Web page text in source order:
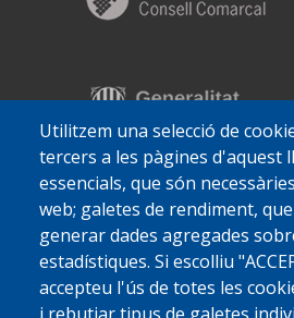
Utilitzem una selecció de
tercers a les pàgines d'aquest
essencials, que són
web; galetes de rendiment,
generar dades agregades
estadístiques. Si escolliu
accepteu l'ús de totes les